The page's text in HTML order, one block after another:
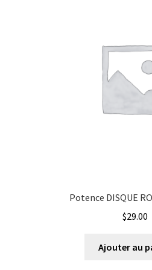
Potence DISQUE
$29.00
Ajouter au